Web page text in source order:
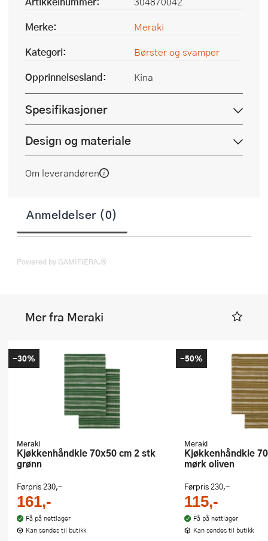
Merke:
Meraki
Kategori:
Børster og svamper
Opprinnelsesland:
Kina
Spesifikasjoner
Design og materiale
Om leverandøren
Anmeldelser (0)
Powered by GAMIFIERA.®
Mer fra Meraki
Meraki
Kjøkkenhåndkle 70x50 cm 2 stk
grønn
Førpris230,-
161,-
Få på nettlager
Kan sendes til butikk
-30%
Meraki
Kjøkkenhåndkle 70x50 cm 2 stk
mørk oliven
Førpris230,-
115,-
Få på nettlager
Kan sendes til butikk
-50%